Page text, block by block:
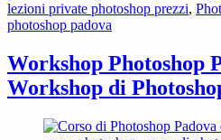
lezioni private photoshop prezzi,
photoshop padova
Workshop Photoshop
Workshop di